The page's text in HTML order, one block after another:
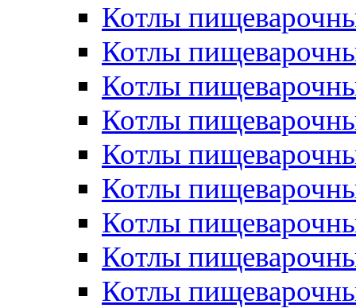
Котлы
Котлы
Котлы
Котлы
Котлы
Котлы
Котлы
Котлы
Котлы